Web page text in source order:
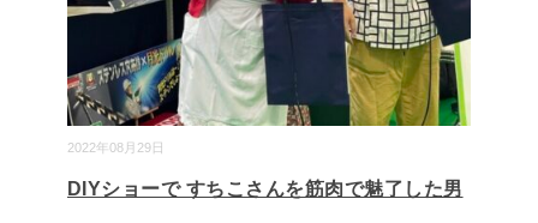
2022年08月29日
DIYショーで すちこさんを筋肉で魅了した男